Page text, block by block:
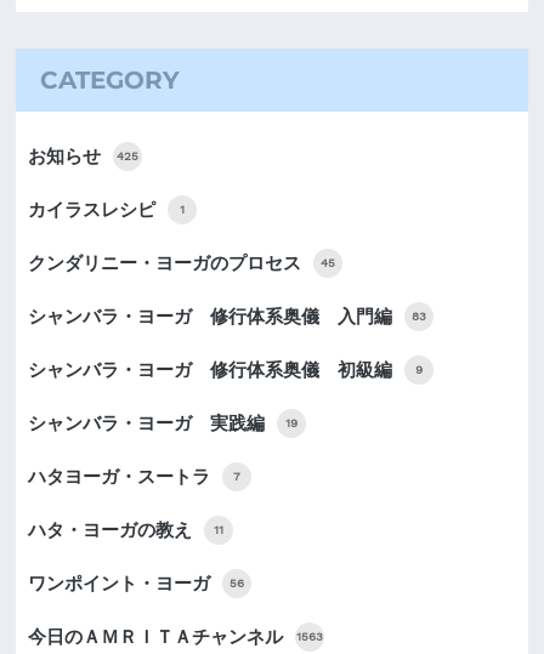
CATEGORY
お知らせ 425
カイラスレシピ 1
クンダリニー・ヨーガのプロセス 45
シャンバラ・ヨーガ 修行体系奥儀 入門編 83
シャンバラ・ヨーガ 修行体系奥儀 初級編 9
シャンバラ・ヨーガ 実践編 19
ハタヨーガ・スートラ 7
ハタ・ヨーガの教え 11
ワンポイント・ヨーガ 56
今日のＡＭＲＩＴＡチャンネル 1563